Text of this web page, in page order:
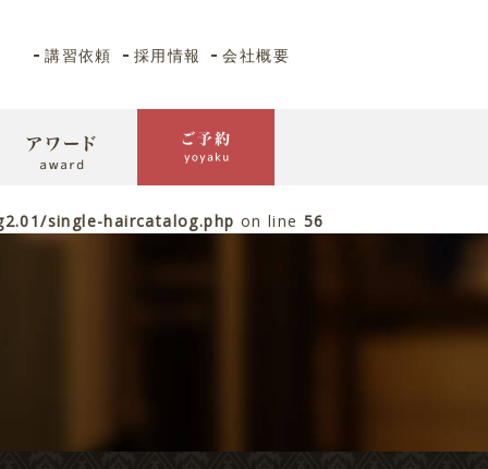
講習依頼 採用情報 会社概要
single-haircatalog.php on line56